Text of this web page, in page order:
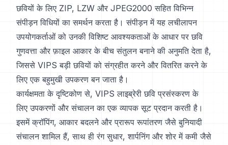
छवियों के लिए ZIP, LZW और JPEG2000 सहित विभिन्न
संपीड़न विधियों का समर्थन करता है। संपीड़न में यह लचीलापन
उपयोगकर्ताओं को उनकी विशिष्ट आवश्यकताओं के आधार पर छवि
गुणवत्ता और फ़ाइल आकार के बीच संतुलन बनाने की अनुमति देता है,
जिससे VIPS बड़ी छवियों को संग्रहीत करने और वितरित करने के
लिए एक बहुमुखी उपकरण बन जाता है।
कार्यक्षमता के दृष्टिकोण से, VIPS लाइब्रेरी छवि प्रसंस्करण के
लिए उपकरणों और संचालन का एक व्यापक सूट प्रदान करती है।
इसमें क्रॉपिंग, आकार बदलने और प्रारूप रूपांतरण जैसे बुनियादी
संचालन शामिल हैं, साथ ही रंग सुधार, शार्पनिंग और शोर में कमी जैसे